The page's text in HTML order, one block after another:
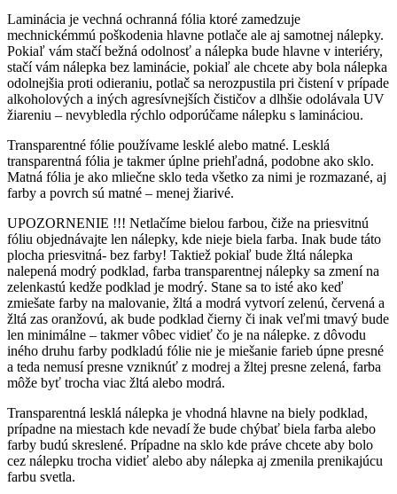
Laminácia je vechná ochranná fólia ktoré zamedzuje
mechnickémmú poškodenia hlavne potlače ale aj samotnej nálepky.
Pokiaľ vám stačí bežná odolnosť a nálepka bude hlavne v interiéry,
stačí vám nálepka bez laminácie, pokiaľ ale chcete aby bola nálepka
odolnejšia proti odieraniu, potlač sa nerozpustila pri čistení v prípade
alkoholových a iných agresívnejších čističov a dlhšie odolávala UV
žiareniu – nevybledla rýchlo odporúčame nálepku s lamináciou.
Transparentné fólie používame lesklé alebo matné. Lesklá
transparentná fólia je takmer úplne priehľadná, podobne ako sklo.
Matná fólia je ako mliečne sklo teda všetko za nimi je rozmazané, aj
farby a povrch sú matné – menej žiarivé.
UPOZORNENIE !!! Netlačíme bielou farbou, čiže na priesvitnú
fóliu objednávajte len nálepky, kde nieje biela farba. Inak bude táto
plocha priesvitná- bez farby! Taktiež pokiaľ bude žltá nálepka
nalepená modrý podklad, farba transparentnej nálepky sa zmení na
zelenkastú kedže podklad je modrý. Stane sa to isté ako keď
zmiešate farby na malovanie, žltá a modrá vytvorí zelenú, červená a
žltá zas oranžovú, ak bude podklad čierny či inak veľmi tmavý bude
len minimálne – takmer vôbec vidieť čo je na nálepke. z dôvodu
iného druhu farby podkladú fólie nie je miešanie farieb úpne presné
a teda nemusí presne vzniknúť z modrej a žltej presne zelená, farba
môže byť trocha viac žltá alebo modrá.
Transparentná lesklá nálepka je vhodná hlavne na biely podklad,
prípadne na miestach kde nevadí že bude chýbať biela farba alebo
farby budú skreslené. Prípadne na sklo kde práve chcete aby bolo
cez nálepku trocha vidieť alebo aby nálepka aj zmenila prenikajúcu
farbu svetla.